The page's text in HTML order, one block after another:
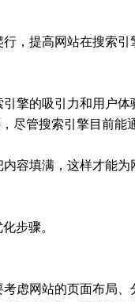
，提高网站在搜索引
擎的吸引力和用户体
尽管搜索引擎目前
容填满，这样才能为
步骤。
虑网站的页面布局